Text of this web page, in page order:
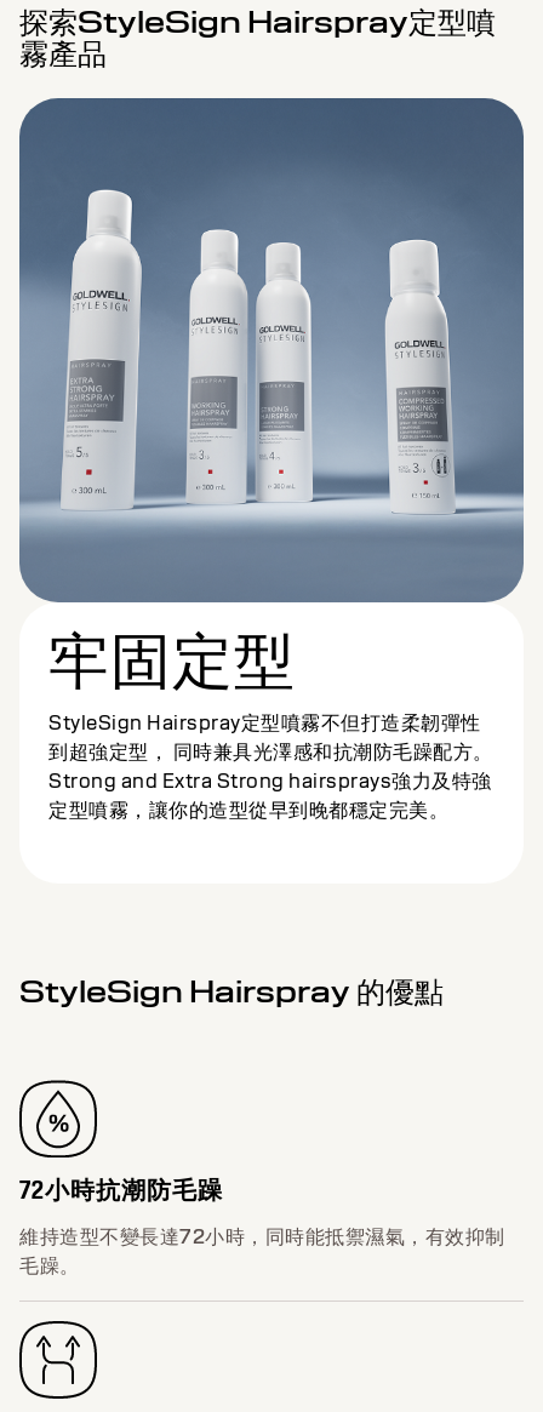
探索StyleSign Hairspray定型噴
霧產品
牢固定型
StyleSign Hairspray定型噴霧不但打造柔韌彈性
到超強定型， 同時兼具光澤感和抗潮防毛躁配方。
Strong and Extra Strong hairsprays強力及特強
定型噴霧，讓你的造型從早到晚都穩定完美。
StyleSign Hairspray 的優點
72小時抗潮防毛躁
維持造型不變長達72小時，同時能抵禦濕氣，有效抑制
毛躁。